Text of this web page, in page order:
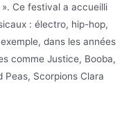
». Ce festival a accueilli
: électro, hip-hop,
dans les années
comme Justice, Booba,
Peas, Scorpions Clara